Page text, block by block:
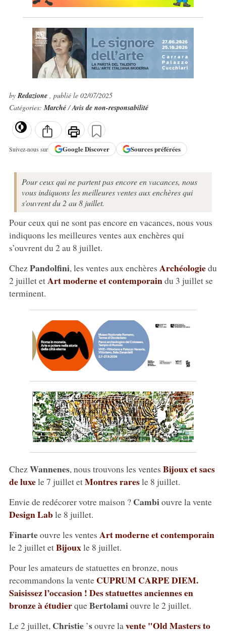
byRedazione , publié le 02/07/2025
Catégories:Marché/Avis de non-responsabilité
Suivez-nous sur GoogleDiscover Sources préférées
Pour ceux qui ne partent pas encore en vacances, nous
vous indiquons les meilleures ventes aux enchères qui
s'ouvrent du 2 au 8 juillet.
Pour ceux qui ne sont pas encore en vacances, nous vous
indiquons les meilleures ventes aux enchères qui
s’ouvrent du 2 au 8 juillet.
ChezPandolfini, les ventes aux enchères Archéologiedu
2 juillet etArt moderne et contemporaindu 3 juillet se
terminent.
ChezWannenes, nous trouvons les ventes Bijoux et sacs
de luxele 7 juillet etMontres raresle 8 juillet.
Envie de redécorer votre maison ? Cambiouvre la vente
Design Lab le 8 juillet.
Finarteouvre les ventes Art moderne et contemporain
le 2 juillet etBijouxle 8 juillet.
Pour les amateurs de statuettes en bronze, nous
recommandons la vente CUPRUM CARPE DIEM.
Saisissez l’occasion ! Des statuettes anciennes en
bronze à étudierqueBertolamiouvre le 2 juillet.
Le 2 juillet, Christie’souvre la vente "Old Masters to